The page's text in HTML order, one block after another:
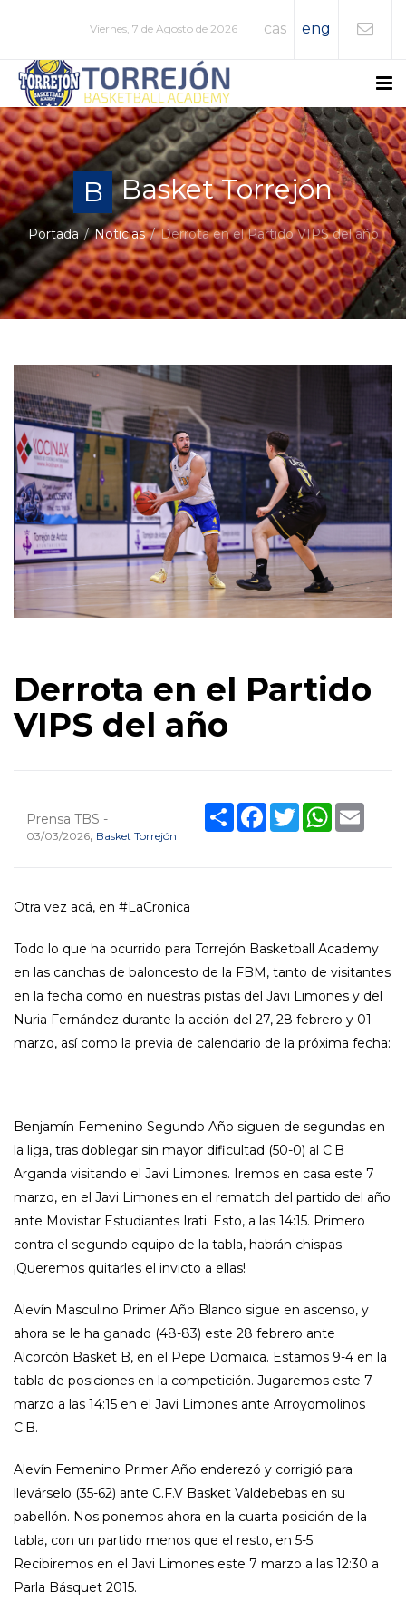
Viernes, 7 de Agosto de 2026 cas eng
B Basket Torrejón
Portada Noticias Derrota en el Partido VIPS del año
Derrota en el Partido
VIPS del año
Prensa TBS -
03/03/2026, Basket Torrejón
Share Facebook
TwitterWhatsApp
Otra vez acá, en #LaCronica
Todo lo que ha ocurrido para Torrejón Basketball Academy
en las canchas de baloncesto de la FBM, tanto de visitantes
en la fecha como en nuestras pistas del Javi Limones y del
Nuria Fernández durante la acción del 27, 28 febrero y 01
marzo, así como la previa de calendario de la próxima fecha:
Benjamín Femenino Segundo Año siguen de segundas en
la liga, tras doblegar sin mayor dificultad (50-0) al C.B
Arganda visitando el Javi Limones. Iremos en casa este 7
marzo, en el Javi Limones en el rematch del partido del año
ante Movistar Estudiantes Irati. Esto, a las 14:15. Primero
contra el segundo equipo de la tabla, habrán chispas.
¡Queremos quitarles el invicto a ellas!
Alevín Masculino Primer Año Blanco sigue en ascenso, y
ahora se le ha ganado (48-83) este 28 febrero ante
Alcorcón Basket B, en el Pepe Domaica. Estamos 9-4 en la
tabla de posiciones en la competición. Jugaremos este 7
marzo a las 14:15 en el Javi Limones ante Arroyomolinos
C.B.
Alevín Femenino Primer Año enderezó y corrigió para
llevárselo (35-62) ante C.F.V Basket Valdebebas en su
pabellón. Nos ponemos ahora en la cuarta posición de la
tabla, con un partido menos que el resto, en 5-5.
Recibiremos en el Javi Limones este 7 marzo a las 12:30 a
Parla Básquet 2015.